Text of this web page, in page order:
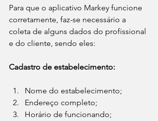
Para que o aplicativo Markey funcione
corretamente, faz-se necessário a
coleta de alguns dados do profissional
e do cliente, sendo eles:
Cadastro de estabelecimento:
Nome do estabelecimento;
Endereço completo;
Horário de funcionando;